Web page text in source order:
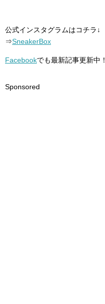
公式インスタグラムはコチラ↓
⇒SneakerBox
Facebookでも最新記事更新中！
Sponsored